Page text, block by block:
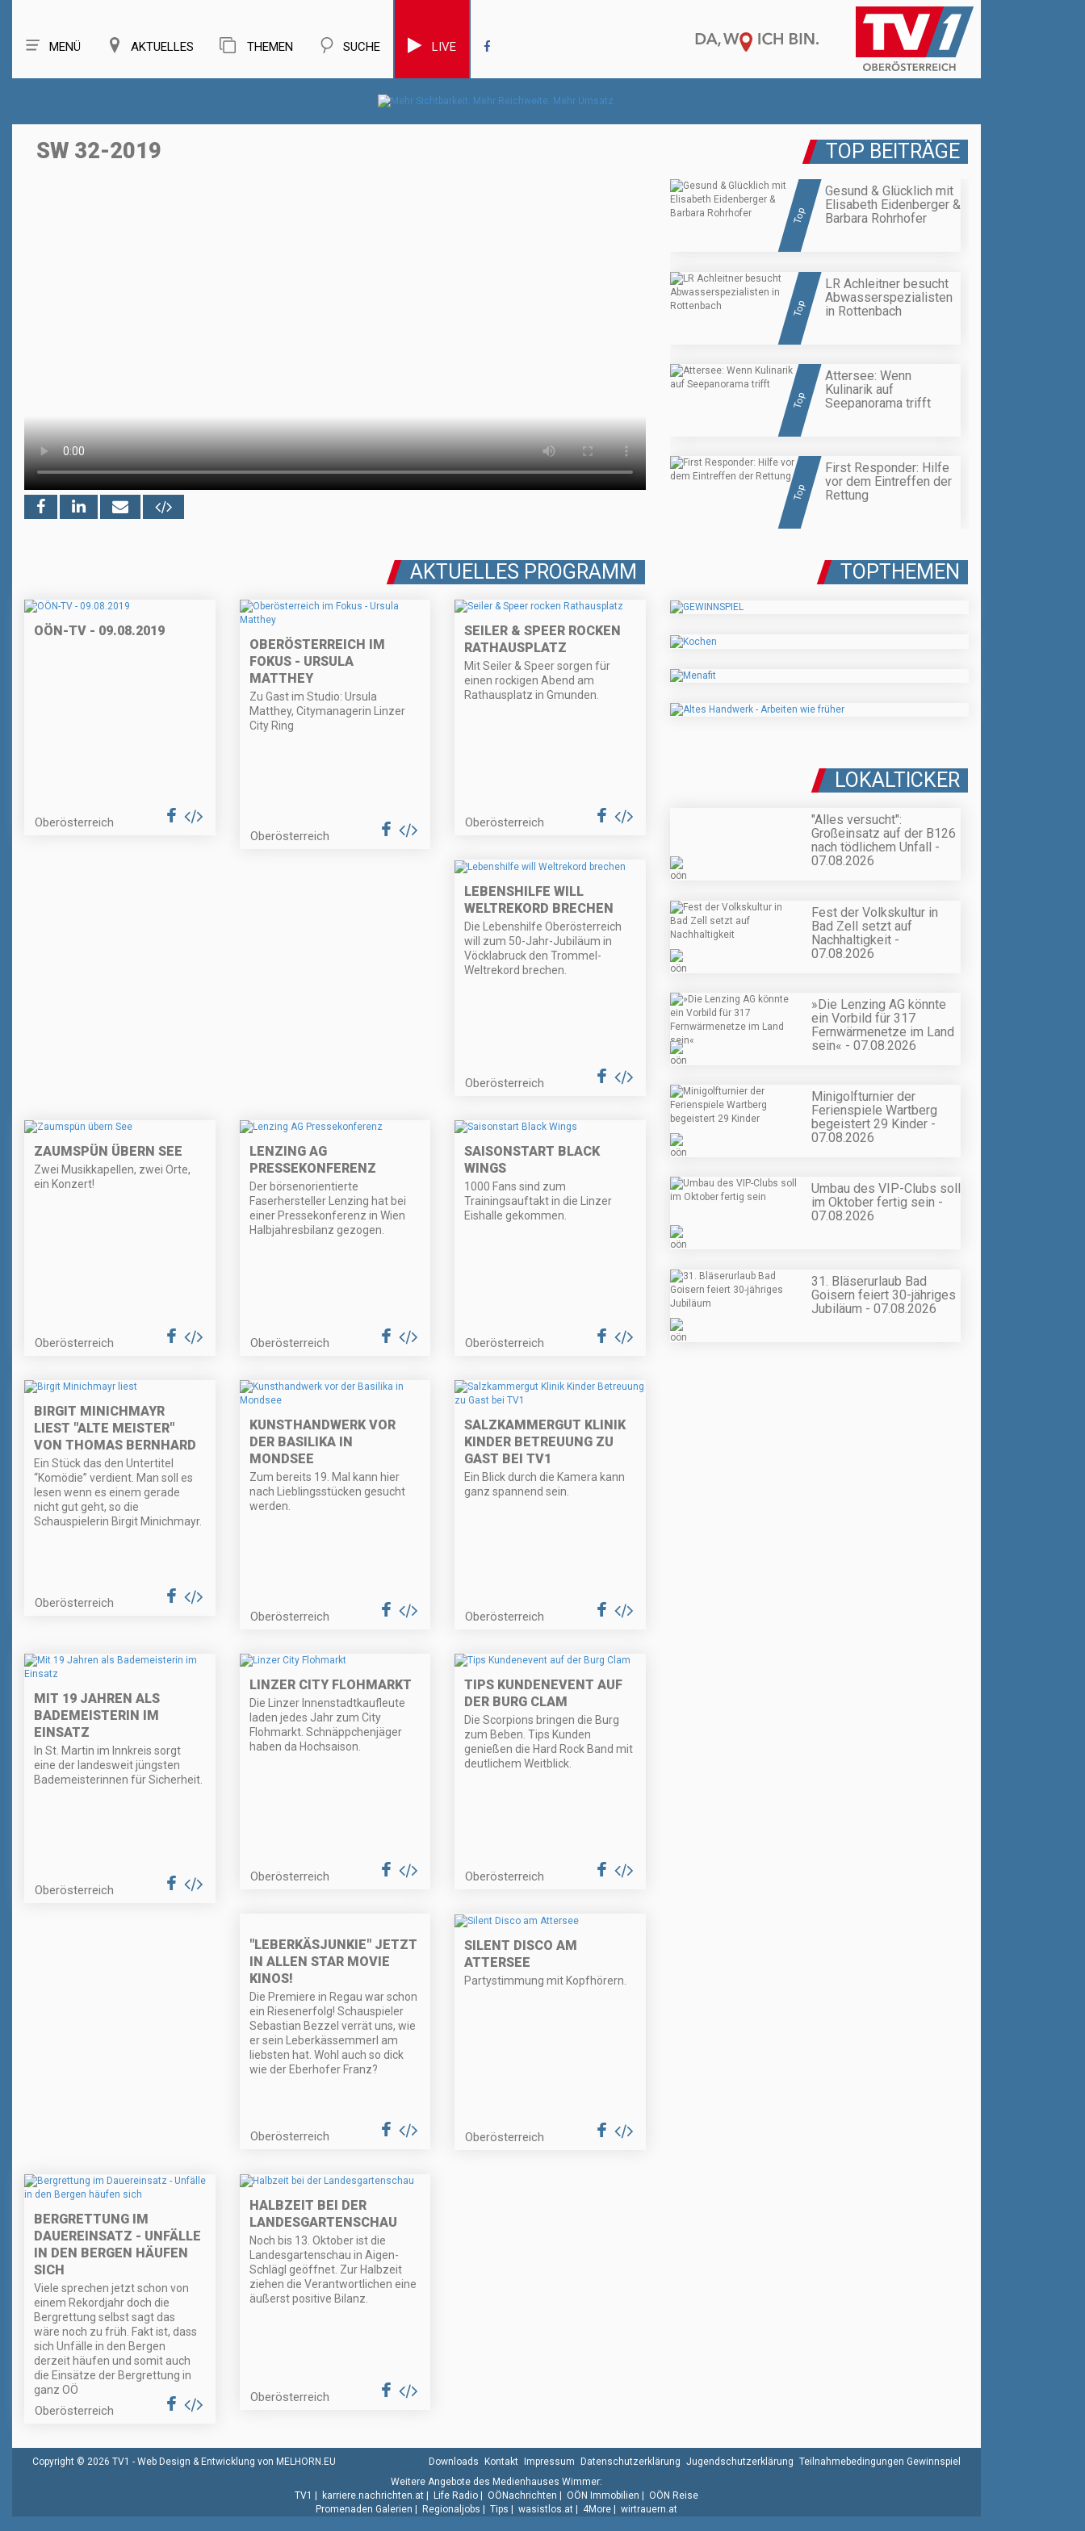
MENÜ AKTUELLES THEMEN SUCHE LIVE
SW 32-2019 TOP BEITRÄGE
Top
Gesund & Glücklich mit
Elisabeth Eidenberger &
Barbara Rohrhofer
Top
LR Achleitner besucht
Abwasserspezialisten
in Rottenbach
Top
Attersee: Wenn
Kulinarik auf
Seepanorama trifft
Top
First Responder: Hilfe
vor dem Eintreffen der
Rettung
AKTUELLES PROGRAMM
OÖN-TV - 09.08.2019
Oberösterreich
OBERÖSTERREICH IM
FOKUS - URSULA
MATTHEY
Zu Gast im Studio: Ursula
Matthey, Citymanagerin Linzer
City Ring
Oberösterreich
SEILER & SPEER ROCKEN
RATHAUSPLATZ
Mit Seiler & Speer sorgen für
einen rockigen Abend am
Rathausplatz in Gmunden.
Oberösterreich
LEBENSHILFE WILL
WELTREKORD BRECHEN
Die Lebenshilfe Oberösterreich
will zum 50-Jahr-Jubiläum in
Vöcklabruck den Trommel-
Weltrekord brechen.
Oberösterreich
ZAUMSPÜN ÜBERN SEE
Zwei Musikkapellen, zwei Orte,
ein Konzert!
Oberösterreich
LENZING AG
PRESSEKONFERENZ
Der börsenorientierte
Faserhersteller Lenzing hat bei
einer Pressekonferenz in Wien
Halbjahresbilanz gezogen.
Oberösterreich
SAISONSTART BLACK
WINGS
1000 Fans sind zum
Trainingsauftakt in die Linzer
Eishalle gekommen.
Oberösterreich
BIRGIT MINICHMAYR
LIEST "ALTE MEISTER"
VON THOMAS BERNHARD
Ein Stück das den Untertitel
“Komödie” verdient. Man soll es
lesen wenn es einem gerade
nicht gut geht, so die
Schauspielerin Birgit Minichmayr.
Oberösterreich
KUNSTHANDWERK VOR
DER BASILIKA IN
MONDSEE
Zum bereits 19. Mal kann hier
nach Lieblingsstücken gesucht
werden.
Oberösterreich
SALZKAMMERGUT KLINIK
KINDER BETREUUNG ZU
GAST BEI TV1
Ein Blick durch die Kamera kann
ganz spannend sein.
Oberösterreich
MIT 19 JAHREN ALS
BADEMEISTERIN IM
EINSATZ
In St. Martin im Innkreis sorgt
eine der landesweit jüngsten
Bademeisterinnen für Sicherheit.
Oberösterreich
LINZER CITY FLOHMARKT
Die Linzer Innenstadtkaufleute
laden jedes Jahr zum City
Flohmarkt. Schnäppchenjäger
haben da Hochsaison.
Oberösterreich
TIPS KUNDENEVENT AUF
DER BURG CLAM
Die Scorpions bringen die Burg
zum Beben. Tips Kunden
genießen die Hard Rock Band mit
deutlichem Weitblick.
Oberösterreich
"LEBERKÄSJUNKIE" JETZT
IN ALLEN STAR MOVIE
KINOS!
Die Premiere in Regau war schon
ein Riesenerfolg! Schauspieler
Sebastian Bezzel verrät uns, wie
er sein Leberkässemmerl am
liebsten hat. Wohl auch so dick
wie der Eberhofer Franz?
Oberösterreich
SILENT DISCO AM
ATTERSEE
Partystimmung mit Kopfhörern.
Oberösterreich
BERGRETTUNG IM
DAUEREINSATZ - UNFÄLLE
IN DEN BERGEN HÄUFEN
SICH
Viele sprechen jetzt schon von
einem Rekordjahr doch die
Bergrettung selbst sagt das
wäre noch zu früh. Fakt ist, dass
sich Unfälle in den Bergen
derzeit häufen und somit auch
die Einsätze der Bergrettung in
ganz OÖ
Oberösterreich
HALBZEIT BEI DER
LANDESGARTENSCHAU
Noch bis 13. Oktober ist die
Landesgartenschau in Aigen-
Schlägl geöffnet. Zur Halbzeit
ziehen die Verantwortlichen eine
äußerst positive Bilanz.
Oberösterreich
TOPTHEMEN
LOKALTICKER
"Alles versucht":
Großeinsatz auf der B126
nach tödlichem Unfall -
07.08.2026
Fest der Volkskultur in
Bad Zell setzt auf
Nachhaltigkeit -
07.08.2026
»Die Lenzing AG könnte
ein Vorbild für 317
Fernwärmenetze im Land
sein« - 07.08.2026
Minigolfturnier der
Ferienspiele Wartberg
begeistert 29 Kinder -
07.08.2026
Umbau des VIP-Clubs soll
im Oktober fertig sein -
07.08.2026
31. Bläserurlaub Bad
Goisern feiert 30-jähriges
Jubiläum - 07.08.2026
Copyright © 2026 TV1 - Web Design & Entwicklung von MELHORN.EU Downloads Kontakt Impressum Datenschutzerklärung Jugendschutzerklärung Teilnahmebedingungen Gewinnspiel
Weitere Angebote des Medienhauses Wimmer:
TV1 | karriere.nachrichten.at | Life Radio | OÖNachrichten | OÖN Immobilien | OÖN Reise
Promenaden Galerien | Regionaljobs | Tips | wasistlos.at | 4More | wirtrauern.at